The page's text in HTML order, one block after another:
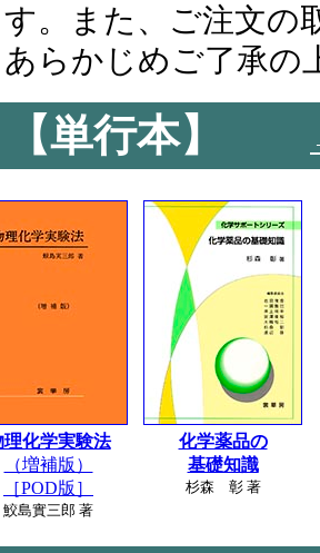
す。また、ご注文の
あらかじめご了承の
【単行本】
理化学実験法
（増補版）
［POD版］
鮫島實三郎 著
化学薬品の
基礎知識
杉森 彰 著